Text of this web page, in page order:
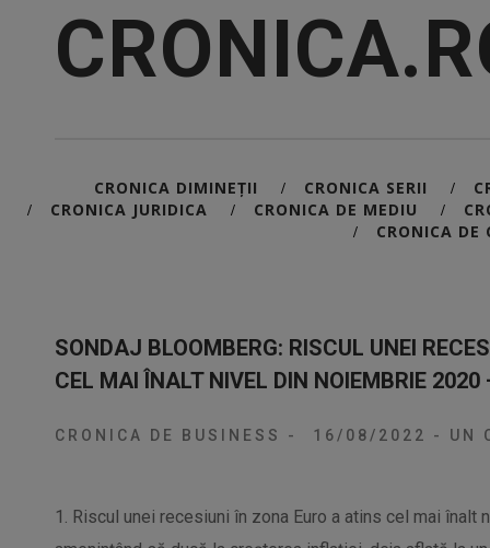
CRONICA DIMINEȚII / CRONICA SERII /
/ CRONICA JURIDICA / CRONICA DE MEDIU /
/ CRONICA DE
SONDAJ BLOOMBERG: RISCUL UNEI
CEL MAI ÎNALT NIVEL DIN NOIEMBRIE
CRONICA DE BUSINESS - 16/08/2022 - UN
1. Riscul unei recesiuni în zona Euro a atins cel mai